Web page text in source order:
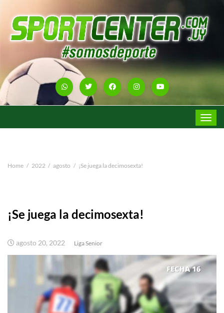
Toggle
Home 2022 agosto ¡Se juega la decimosexta!
¡Se juega la decimosexta!
agosto 20, 2022 Liga Senior